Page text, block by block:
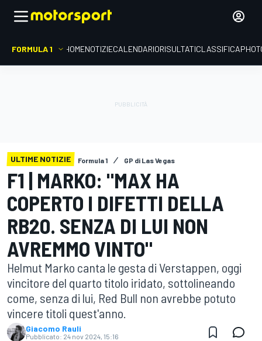
FORMULA 1 HOMENOTIZIECALENDARIORISULTATICLASSIFICA
ULTIME NOTIZIE Formula 1 GP di Las Vegas
F1 | MARKO: "MAX HA
COPERTO I DIFETTI DELLA
RB20. SENZA DI LUI NON
AVREMMO VINTO"
Helmut Marko canta le gesta di Verstappen, oggi
vincitore del quarto titolo iridato, sottolineando
come, senza di lui, Red Bull non avrebbe potuto
vincere titoli quest'anno.
Giacomo Rauli
Pubblicato: 24 nov 2024, 15:16